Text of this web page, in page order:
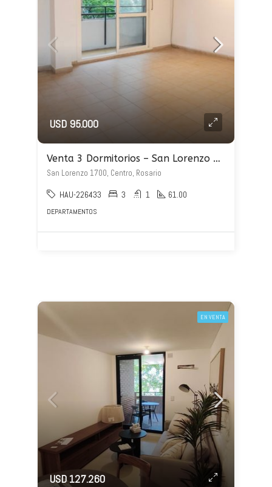
USD 95.000
Venta 3 Dormitorios – San Lorenzo 1700
San Lorenzo 1700, Centro, Rosario
HAU-226433 3 1 61.00
DEPARTAMENTOS
EN VENTA
USD 127.260